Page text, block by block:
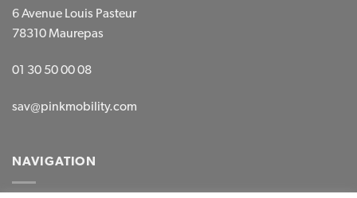
6 Avenue Louis Pasteur
78310 Maurepas
01 30 50 00 08
sav@pinkmobility.com
NAVIGATION